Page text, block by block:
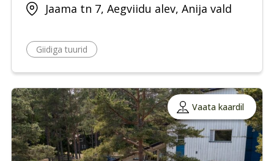
Jaama tn 7, Aegviidu alev, Anija vald
Giidiga tuurid
Vaata kaardil